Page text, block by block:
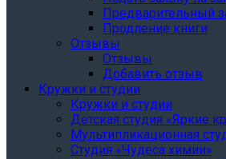
Предварительный
Продление книги
Отзывы
Отзывы
Добавить отзыв
Кружки и студии
Кружки и студии
Детская студия «Яркие
Мультипликационная
Студия «Чудеса химии»